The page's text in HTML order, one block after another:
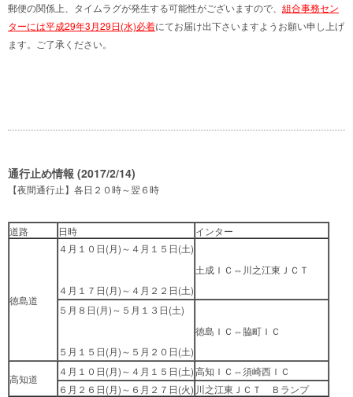
郵便の関係上、タイムラグが発生する可能性がございますので、 組合事務セン
ターには平成29年3月29日(水)必着にてお届け出下さいますようお願い申し上げ
ます。ご了承ください。
通行止め情報 (2017/2/14)
【夜間通行止】各日２０時～翌６時
道路 日時 インター
徳島道
４月１０日(月)～４月１５日(土)
４月１７日(月)～４月２２日(土)
土成ＩＣ⇔川之江東ＪＣＴ
５月８日(月)～５月１３日(土)
５月１５日(月)～５月２０日(土)
徳島ＩＣ⇔脇町ＩＣ
高知道
４月１０日(月)～４月１５日(土)高知ＩＣ⇔須崎西ＩＣ
６月２６日(月)～６月２７日(火) 川之江東ＪＣＴ Ｂランプ